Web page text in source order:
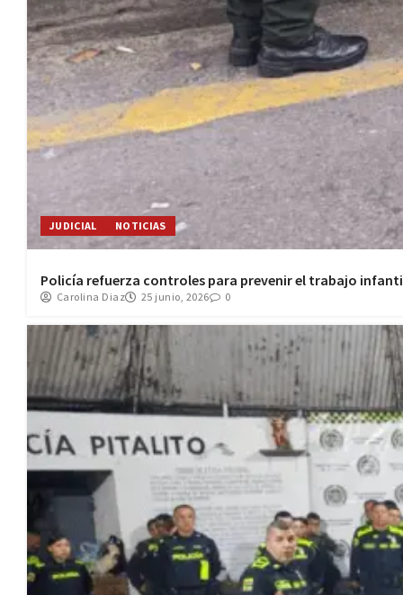
JUDICIAL NOTICIAS
Policía refuerza controles para prevenir el trabajo
Carolina Diaz 25 junio, 2026 0